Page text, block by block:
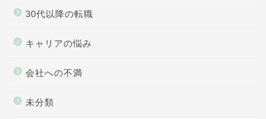
30代以降の転職
キャリアの悩み
会社への不満
未分類